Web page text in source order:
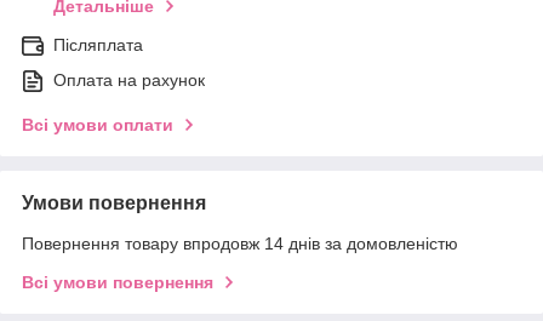
Детальніше
Післяплата
Оплата на рахунок
Всі умови оплати
Умови повернення
Повернення товару впродовж 14 днів за домовленістю
Всі умови повернення